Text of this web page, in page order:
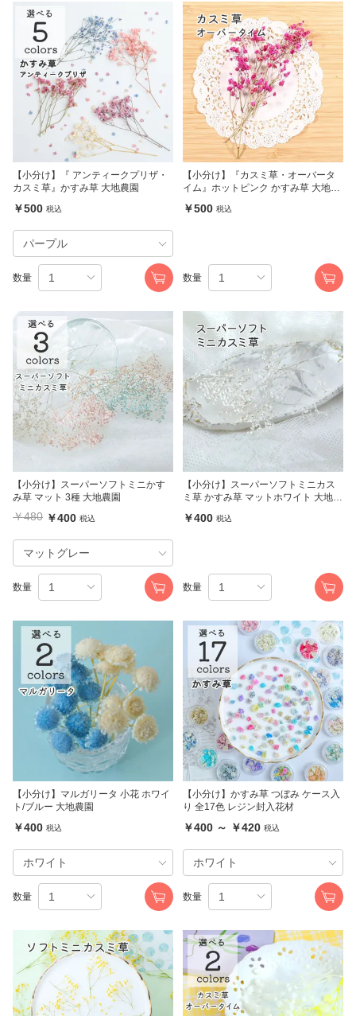
【小分け】『 アンティークプリザ・
カスミ草』かすみ草 大地農園
￥500 税込
数量
【小分け】『カスミ草・オーバータ
イム』ホットピンク かすみ草 大地農
￥500 税込
数量
【小分け】スーパーソフトミニかす
み草 マット 3種 大地農園
￥480 ￥400 税込
数量
【小分け】スーパーソフトミニカス
ミ草 かすみ草 マットホワイト 大地農
￥400 税込
数量
【小分け】マルガリータ 小花 ホワイ
ト/ブルー 大地農園
￥400 税込
数量
【小分け】かすみ草 つぼみ ケース入
り 全17色 レジン封入花材
￥400 ～ ￥420 税込
数量